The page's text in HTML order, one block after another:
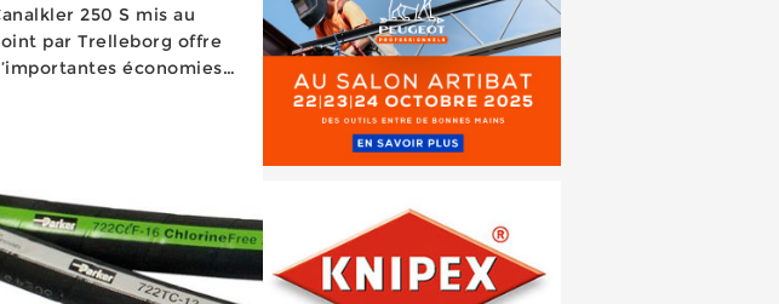
250 S mis au
par Trelleborg offre
économies